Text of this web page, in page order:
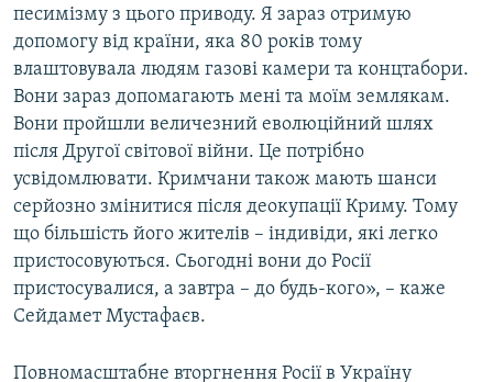
песимізму з цього приводу. Я зараз отримую
допомогу від країни, яка 80 років тому
влаштовувала людям газові камери та концтабори.
Вони зараз допомагають мені та моїм землякам.
Вони пройшли величезний еволюційний шлях
після Другої світової війни. Це потрібно
усвідомлювати. Кримчани також мають шанси
серйозно змінитися після деокупації Криму. Тому
що більшість його жителів – індивіди, які легко
пристосовуються. Сьогодні вони до Росії
пристосувалися, а завтра – до будь-кого», – каже
Сейдамет Мустафаєв.
Повномасштабне вторгнення Росії в Україну